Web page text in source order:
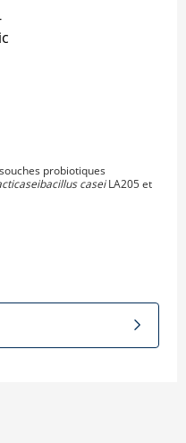
probiotiques
caseiLA205 et